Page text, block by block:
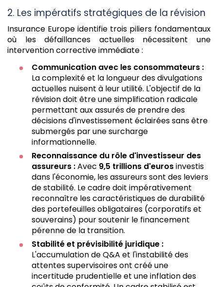
2. Les impératifs stratégiques de la révision
Insurance Europe identifie trois piliers fondamentaux
où les défaillances actuelles nécessitent une
intervention corrective immédiate :
Communication avec les consommateurs :
La complexité et la longueur des divulgations
actuelles nuisent à leur utilité. L'objectif de la
révision doit être une simplification radicale
permettant aux assurés de prendre des
décisions d'investissement éclairées sans être
submergés par une surcharge
informationnelle.
Reconnaissance du rôle d'investisseur des
assureurs :Avec 9,5 trillions d'eurosinvestis
dans l'économie, les assureurs sont des leviers
de stabilité. Le cadre doit impérativement
reconnaître les caractéristiques de durabilité
des portefeuilles obligataires (corporatifs et
souverains) pour soutenir le financement
pérenne de la transition.
Stabilité et prévisibilité juridique :
L'accumulation de Q&A et l'instabilité des
attentes supervisoires ont créé une
incertitude prudentielle et une inflation des